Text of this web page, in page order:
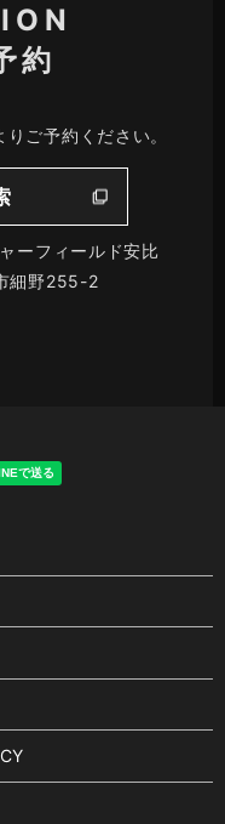
約
ご予約ください。
ーフィールド安比
細野255-2